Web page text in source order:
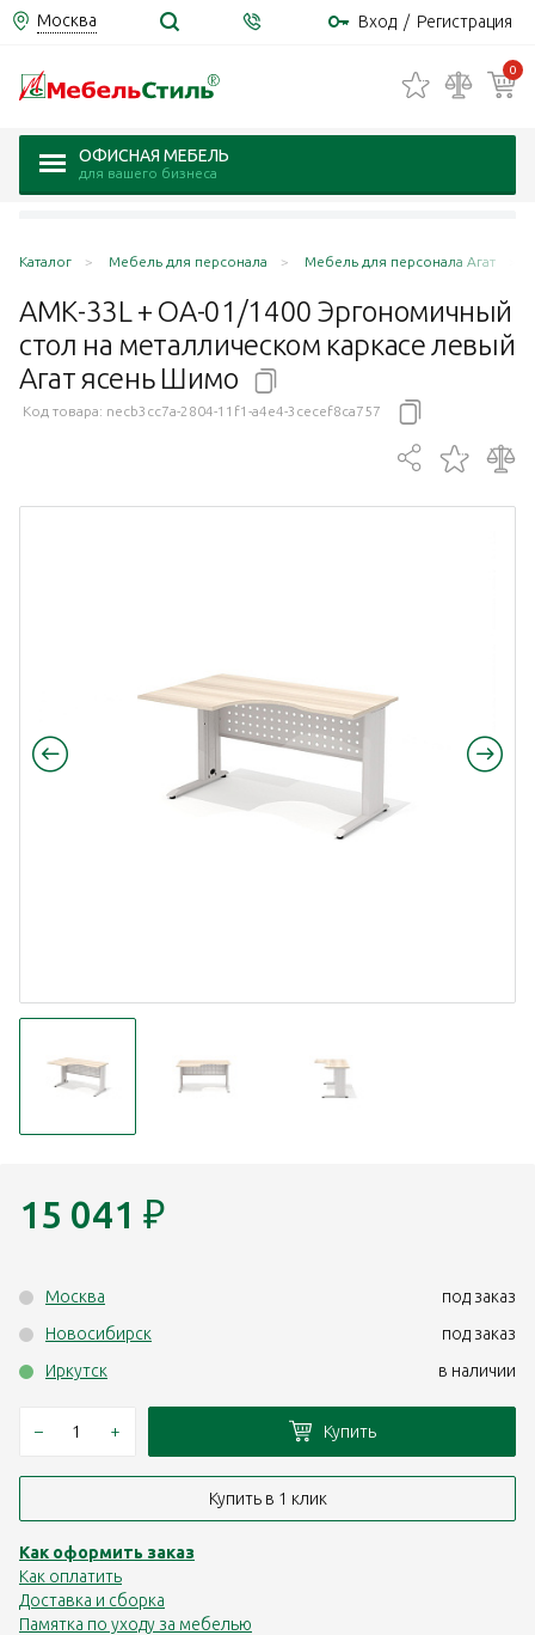
Москва Вход / Регистрация
0
ОФИСНАЯ МЕБЕЛЬ
для вашего бизнеса
Каталог Мебель для персонала Мебель для персонала Агат
АМК-33L + ОА-01/1400 Эргономичный
стол на металлическом каркасе левый
Агат ясень Шимо
Код товара: necb3cc7a-2804-11f1-a4e4-3cecef8ca757
15 041 ₽
Москва
под заказ
Новосибирск
под заказ
Иркутск
в наличии
– + Купить
Купить в 1 клик
Как оформить заказ
Как оплатить
Доставка и сборка
Памятка по уходу за мебелью